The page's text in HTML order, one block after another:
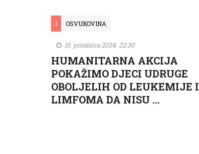
I OSVUKOVINA
15. prosinca 2024. 22:30
HUMANITARNA AKCIJA
POKAŽIMO DJECI UDRUGE
OBOLJELIH OD LEUKEMIJE I
LIMFOMA DA NISU …